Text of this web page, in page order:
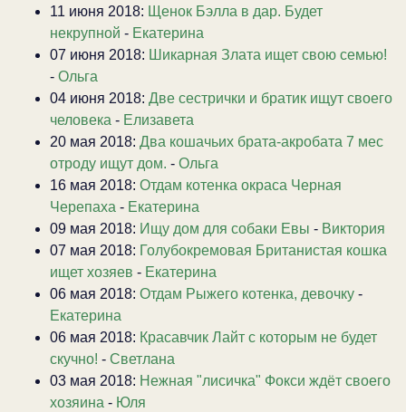
11 июня 2018: Щенок Бэлла в дар. Будет
некрупной - Екатерина
07 июня 2018: Шикарная Злата ищет свою семью!
- Ольга
04 июня 2018: Две сестрички и братик ищут своего
человека - Елизавета
20 мая 2018: Два кошачьих брата-акробата 7 мес
отроду ищут дом. - Ольга
16 мая 2018: Отдам котенка окраса Черная
Черепаха - Екатерина
09 мая 2018: Ищу дом для собаки Евы - Виктория
07 мая 2018: Голубокремовая Британистая кошка
ищет хозяев - Екатерина
06 мая 2018: Отдам Рыжего котенка, девочку -
Екатерина
06 мая 2018: Красавчик Лайт с которым не будет
скучно! - Светлана
03 мая 2018: Нежная "лисичка" Фокси ждёт своего
хозяина - Юля